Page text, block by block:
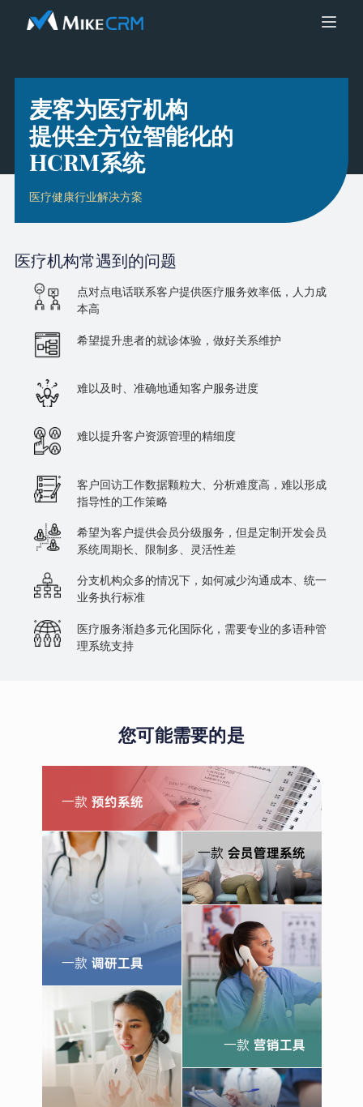
麦客为医疗机构
提供全方位智能化的
HCRM系统
医疗健康行业解决方案
医疗机构常遇到的问题
点对点电话联系客户提供医疗服务效率低，人力成
本高
希望提升患者的就诊体验，做好关系维护
难以及时、准确地通知客户服务进度
难以提升客户资源管理的精细度
客户回访工作数据颗粒大、分析难度高，难以形成
指导性的工作策略
希望为客户提供会员分级服务，但是定制开发会员
系统周期长、限制多、灵活性差
分支机构众多的情况下，如何减少沟通成本、统一
业务执行标准
医疗服务渐趋多元化国际化，需要专业的多语种管
理系统支持
您可能需要的是